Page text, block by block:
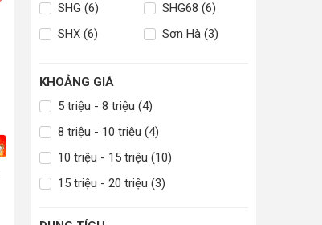
SHG (6)
SHG68 (6)
SHX (6)
Sơn Hà (3)
KHOẢNG GIÁ
5 triệu - 8 triệu (4)
8 triệu - 10 triệu (4)
10 triệu - 15 triệu (10)
15 triệu - 20 triệu (3)